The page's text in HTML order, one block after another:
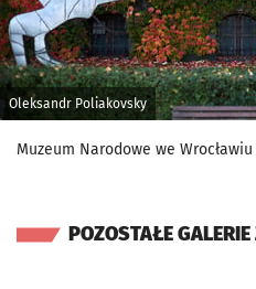
Oleksandr Poliakovsky
Muzeum Narodowe we Wrocławiu
POZOSTAŁE GALERIE